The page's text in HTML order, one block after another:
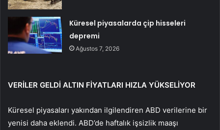
Küresel piyasalarda çip hisseleri
depremi
Ağustos 7, 2026
VERİLER GELDİ ALTIN ​​FİYATLARI HIZLA YÜKSELİYOR
Küresel piyasaları yakından ilgilendiren ABD verilerine bir
yenisi daha eklendi. ABD’de haftalık işsizlik maaşı